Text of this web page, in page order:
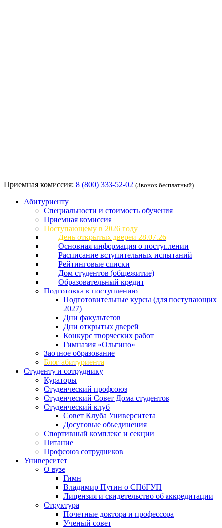
Приемная комиссия: 8 (800) 333-52-02 (Звонок бесплатный)
Абитуриенту
Специальности и стоимость обучения
Приемная комиссия
Поступающему в 2026 году
День открытых дверей 28.07.26
Основная информация о поступлении
Расписание вступительных испытаний
Рейтинговые списки
Дом студентов (общежитие)
Образовательный кредит
Подготовка к поступлению
Подготовительные курсы (для поступающих
2027)
Дни факультетов
Дни открытых дверей
Конкурс творческих работ
Гимназия «Ольгино»
Заочное образование
Блог абитуриента
Студенту и сотруднику
Кураторы
Студенческий профсоюз
Студенческий Совет Дома студентов
Студенческий клуб
Совет Клуба Университета
Досуговые объединения
Спортивный комплекс и секции
Питание
Профсоюз сотрудников
Университет
О вузе
Гимн
Владимир Путин о СПбГУП
Лицензия и свидетельство об аккредитации
Структура
Почетные доктора и профессора
Ученый совет